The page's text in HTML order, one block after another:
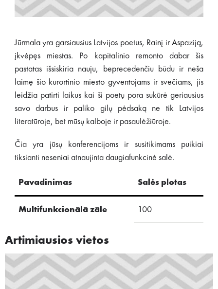
Jūrmala yra garsiausius Latvijos poetus, Rainį ir Aspaziją,
įkvėpęs miestas. Po kapitalinio remonto dabar šis
pastatas išsiskiria nauju, beprecedenčiu būdu ir neša
laimę šio kurortinio miesto gyventojams ir svečiams, jis
leidžia patirti laikus kai ši poetų pora sukūrė geriausius
savo darbus ir paliko gilų pėdsaką ne tik Latvijos
literatūroje, bet mūsų kalboje ir pasaulėžiūroje.
Čia yra jūsų konferencijoms ir susitikimams puikiai
tiksianti neseniai atnaujinta daugiafunkcinė salė.
Pavadinimas Salės plotas
Multifunkcionālā zāle 100
Artimiausios vietos